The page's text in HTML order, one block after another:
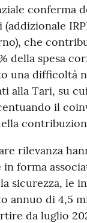
conferma
che
della spesa
una difficoltà
alla Tari, su
il
rilevanza
forma
sicurezza, le
annuo di 4,5
da luglio